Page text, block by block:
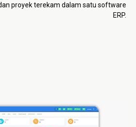
proyek terekam dalam satu software
ERP.